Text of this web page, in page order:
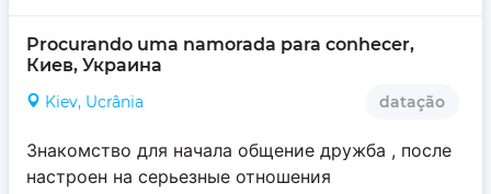
Procurando uma namorada para conhecer,
Киев, Украина
Kiev, Ucrânia datação
Знакомство для начала общение дружба , после
настроен на серьезные отношения